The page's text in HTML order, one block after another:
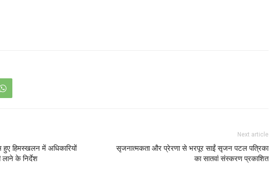
हुए हिमस्खलन में अधिकारियों
लाने के निर्देश
Next article
सृजनात्मकता और प्रेरणा से भरपूर साईं सृजन पटल पत्रिका
का सातवां संस्करण प्रकाशित